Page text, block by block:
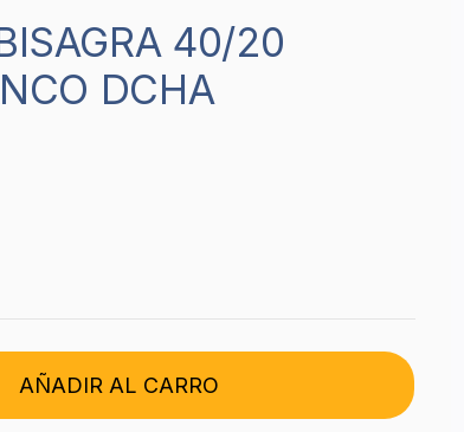
DCHA
AÑADIR AL CARRO